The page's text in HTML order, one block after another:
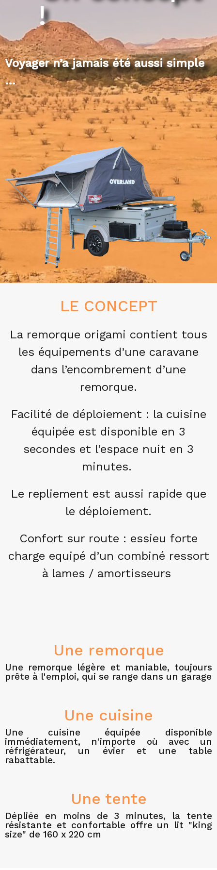
!
Voyager n’a jamais été aussi simple
…
LE CONCEPT
La remorque origami contient tous
les équipements d’une caravane
dans l’encombrement d’une
remorque.
Facilité de déploiement : la cuisine
équipée est disponible en 3
secondes et l’espace nuit en 3
minutes.
Le repliement est aussi rapide que
le déploiement.
Confort sur route : essieu forte
charge equipé d’un combiné ressort
à lames / amortisseurs
Une remorque
Une remorque légère et maniable, toujours
prête à l'emploi, qui se range dans un garage
Une cuisine
Une cuisine équipée disponible
immédiatement, n'importe où avec un
réfrigérateur, un évier et une table
rabattable.
Une tente
Dépliée en moins de 3 minutes, la tente
résistante et confortable offre un lit "king
size" de 160 x 220 cm